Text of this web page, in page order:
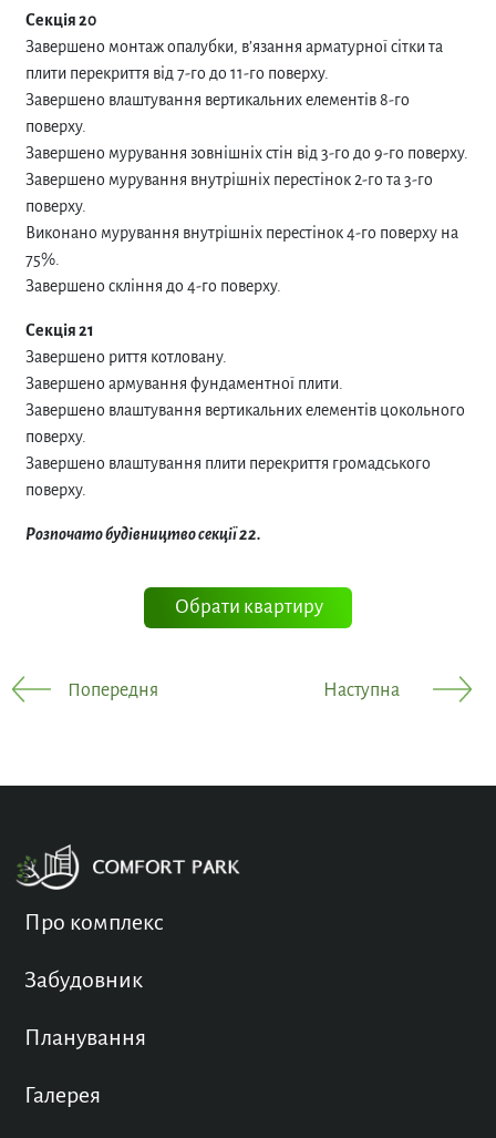
Секція 20
Завершено монтаж опалубки, в’язання арматурної сітки та
плити перекриття від 7-го до 11-го поверху.
Завершено влаштування вертикальних елементів 8-го
поверху.
Завершено мурування зовнішніх стін від 3-го до 9-го поверху.
Завершено мурування внутрішніх перестінок 2-го та 3-го
поверху.
Виконано мурування внутрішніх перестінок 4-го поверху на
75%.
Завершено скління до 4-го поверху.
Секція 21
Завершено риття котловану.
Завершено армування фундаментної плити.
Завершено влаштування вертикальних елементів цокольного
поверху.
Завершено влаштування плити перекриття громадського
поверху.
Розпочато будівництво секції 22.
Обрати квартиру
Попередня Наступна
Про комплекс
Забудовник
Планування
Галерея